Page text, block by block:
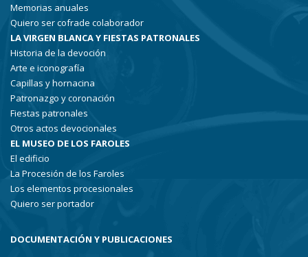
Memorias anuales
Quiero ser cofrade colaborador
LA VIRGEN BLANCA Y FIESTAS PATRONALES
Historia de la devoción
Arte e iconografía
Capillas y hornacina
Patronazgo y coronación
Fiestas patronales
Otros actos devocionales
EL MUSEO DE LOS FAROLES
El edificio
La Procesión de los Faroles
Los elementos procesionales
Quiero ser portador
DOCUMENTACIÓN Y PUBLICACIONES